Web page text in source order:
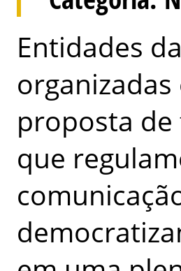
Entidades
proposta
que